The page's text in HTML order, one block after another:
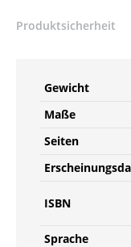
Produktsicherheit
Gewicht
Maße
Seiten
ISBN
Sprache